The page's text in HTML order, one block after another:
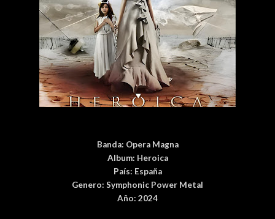
Banda: Opera Magna
Album: Heroica
País: España
Genero: Symphonic Power Metal
Año: 2024